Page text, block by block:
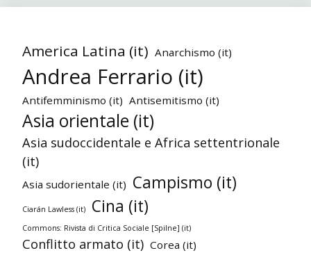
America Latina (it) Anarchismo (it)
Andrea Ferrario (it)
Antifemminismo (it) Antisemitismo (it)
Asia orientale (it)
Asia sudoccidentale e Africa settentrionale
(it)
Asia sudorientale (it) Campismo (it)
Ciarán Lawless (it) Cina (it)
Commons: Rivista di Critica Sociale [Spilne] (it)
Conflitto armato (it) Corea (it)